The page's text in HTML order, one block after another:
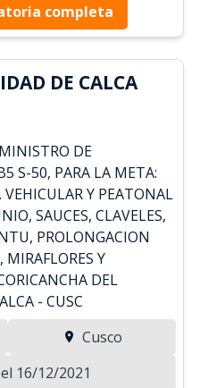
completa
DE CALCA
DE
S-50, PARA LA META:
Y PEATONAL
SAUCES, CLAVELES,
PROLONGACION
Y
DEL
- CUSC
Cusco
16/12/2021